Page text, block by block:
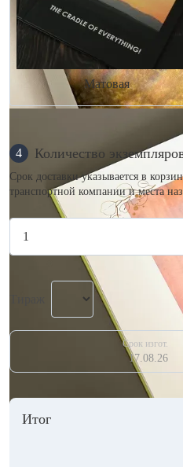
Матовая
4 Количество
Срок доставки указывается в
транспортной компании и места
Срок изгот.
17.08.26
Итог